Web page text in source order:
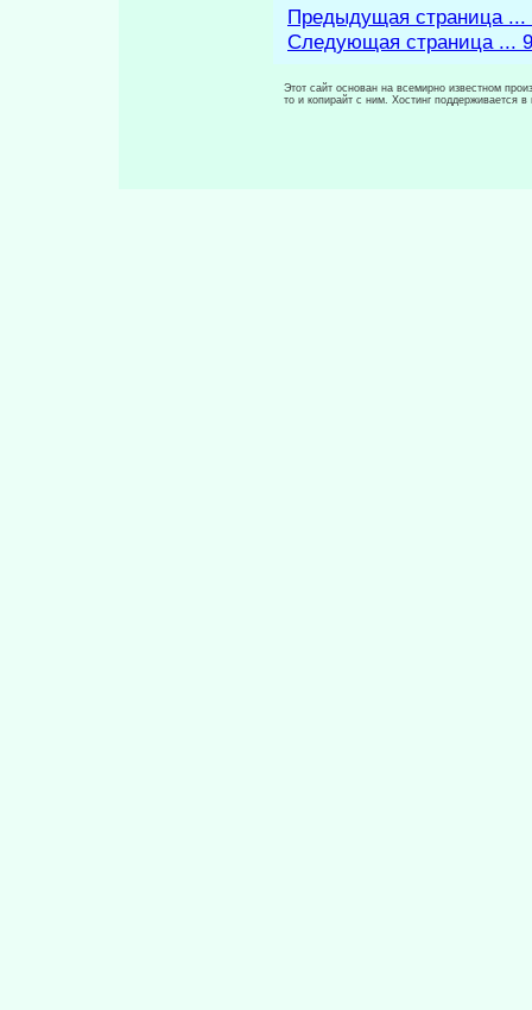
Предыдущая страница ...
Следующая страница ...
Этот сайт основан на всемирно известном
то и копирайт с ним. Хостинг поддерживается